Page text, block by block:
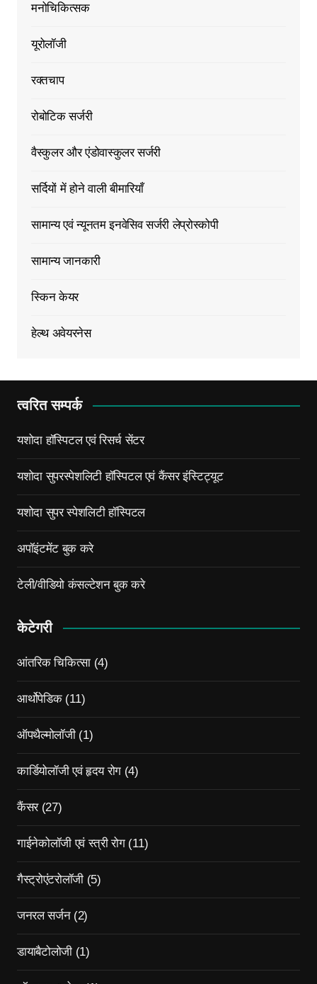
मनोचिकित्सक
यूरोलॉजी
रक्तचाप
रोबोटिक सर्जरी
वैस्कुलर और एंडोवास्कुलर सर्जरी
सर्दियों में होने वाली बीमारियाँ
सामान्य एवं न्यूनतम इनवेसिव सर्जरी लेप्रोस्कोपी
सामान्य जानकारी
स्किन केयर
हेल्थ अवेयरनेस
त्वरित सम्पर्क
यशोदा हॉस्पिटल एवं रिसर्च सेंटर
यशोदा सुपरस्पेशलिटी हॉस्पिटल एवं कैंसर इंस्टिट्यूट
यशोदा सुपर स्पेशलिटी हॉस्पिटल
अपॉइंटमेंट बुक करे
टेली/वीडियो कंसल्टेशन बुक करे
केटेगरी
आंतरिक चिकित्सा(4)
आर्थोपेडिक(11)
ऑपथैल्मोलॉजी(1)
कार्डियोलॉजी एवं हृदय रोग(4)
कैंसर(27)
गाईनेकोलॉजी एवं स्त्री रोग(11)
गैस्ट्रोएंटरोलॉजी(5)
जनरल सर्जन(2)
डायाबैटोलोजी(1)